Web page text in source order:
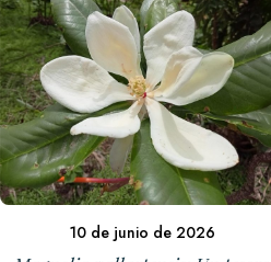
10 de junio de 2026